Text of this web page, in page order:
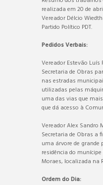
realizada em 20 de
Vereador Délcio
Partido Político PDT.
Pedidos Verbais:
Vereador Estevão Luís
Secretaria de Obras
nas estradas
utilizadas pelas
uma das vias que
que dá acesso à
Vereador Alex Sandro
Secretaria de Obras a
uma árvore de grande
residência do
Moraes, localizada na
Ordem do Dia: